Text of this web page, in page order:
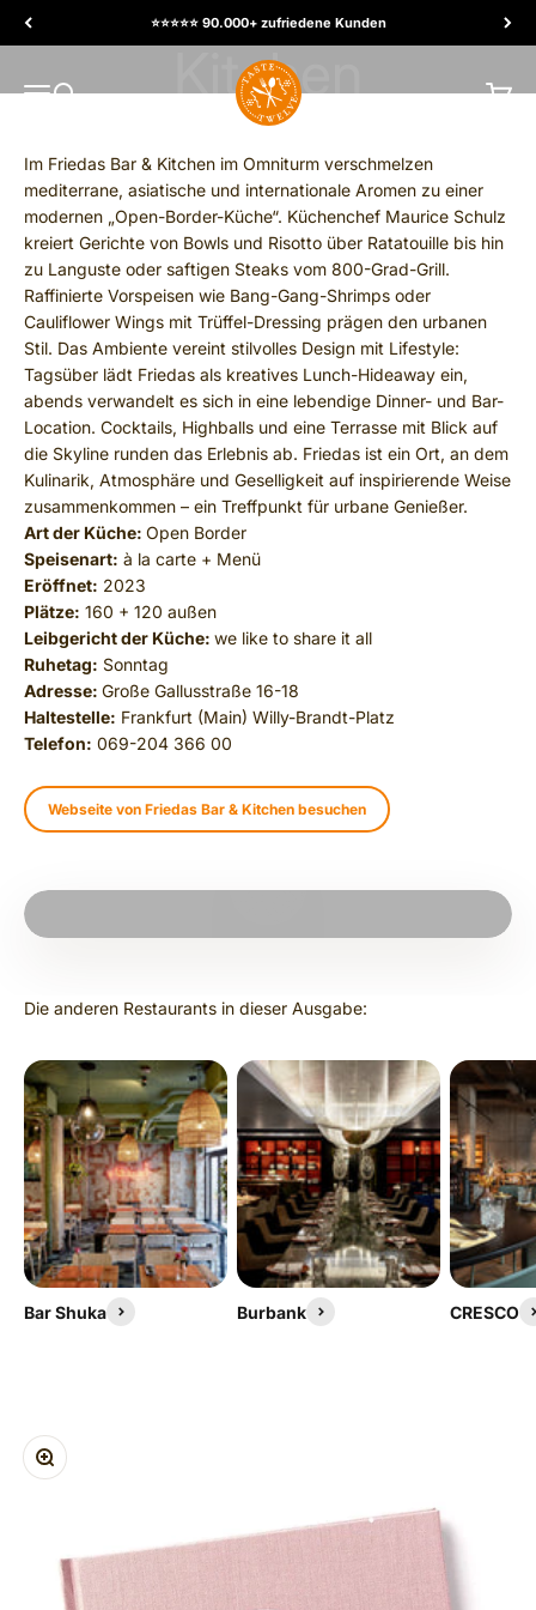
⭐️⭐️⭐️⭐️⭐️ 90.000+ zufriedene Kunden
MENU
Search
TasteTwelve
Cart
Im Friedas Bar & Kitchen im Omniturm verschmelzen
mediterrane, asiatische und internationale Aromen zu einer
modernen „Open-Border-Küche“. Küchenchef Maurice Schulz
kreiert Gerichte von Bowls und Risotto über Ratatouille bis hin
zu Languste oder saftigen Steaks vom 800-Grad-Grill.
Raffinierte Vorspeisen wie Bang-Gang-Shrimps oder
Cauliflower Wings mit Trüffel-Dressing prägen den urbanen
Stil. Das Ambiente vereint stilvolles Design mit Lifestyle:
Tagsüber lädt Friedas als kreatives Lunch-Hideaway ein,
abends verwandelt es sich in eine lebendige Dinner- und Bar-
Location. Cocktails, Highballs und eine Terrasse mit Blick auf
die Skyline runden das Erlebnis ab. Friedas ist ein Ort, an dem
Kulinarik, Atmosphäre und Geselligkeit auf inspirierende Weise
zusammenkommen – ein Treffpunkt für urbane Genießer.
Art der Küche: Open Border
Speisenart: à la carte + Menü
Eröffnet: 2023
Plätze: 160 + 120 außen
Leibgericht der Küche: we like to share it all
Ruhetag: Sonntag
Adresse: Große Gallusstraße 16-18
Haltestelle: Frankfurt (Main) Willy-Brandt-Platz
Telefon: 069-204 366 00
Webseite von Friedas Bar & Kitchen besuchen
Bar Shuka Burbank CRESCO
ZOOM